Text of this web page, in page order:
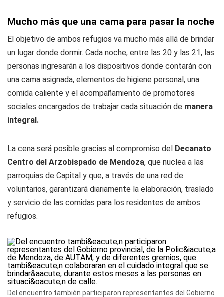
Mucho más que una cama para pasar la noche
El objetivo de ambos refugios va mucho más allá de brindar
un lugar donde dormir. Cada noche, entre las 20 y las 21, las
personas ingresarán a los dispositivos donde contarán con
una cama asignada, elementos de higiene personal, una
comida caliente y el acompañamiento de promotores
sociales encargados de trabajar cada situación de manera
integral.
La cena será posible gracias al compromiso del Decanato
Centro del Arzobispado de Mendoza, que nuclea a las
parroquias de Capital y que, a través de una red de
voluntarios, garantizará diariamente la elaboración, traslado
y servicio de las comidas para los residentes de ambos
refugios.
Del encuentro también participaron representantes del Gobierno